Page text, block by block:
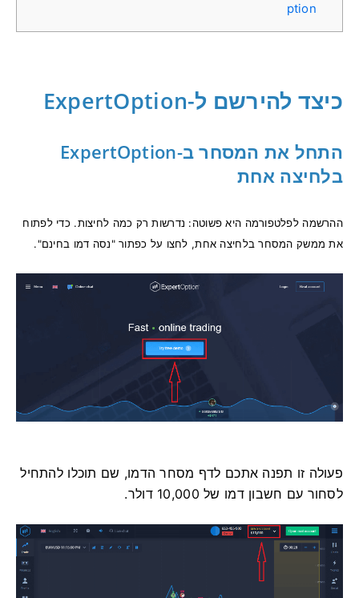
ption
כיצד להירשם ל-ExpertOption
התחל את המסחר ב-ExpertOption
בלחיצה אחת
ההרשמה לפלטפורמה היא פשוטה: נדרשות רק כמה לחיצות. כדי לפתוח
את ממשק המסחר בלחיצה אחת, לחצו על כפתור "נסה דמו בחינם".
פעולה זו תפנה אתכם לדף מסחר הדמו, שם תוכלו להתחיל
לסחור עם חשבון דמו של 10,000 דולר.